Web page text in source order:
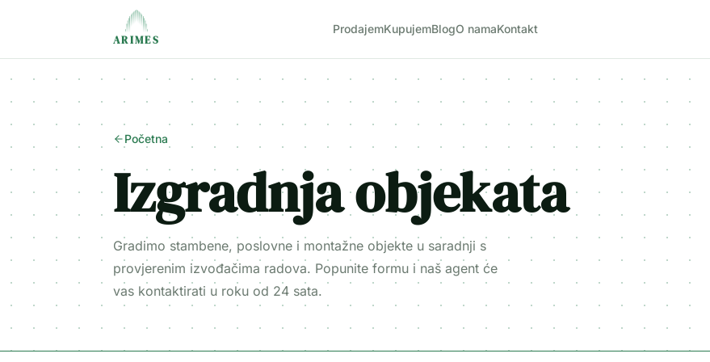
ARIMES
ProdajemKupujemBlogO namaKontakt
Početna
Izgradnja objekata
Gradimo stambene, poslovne i montažne objekte u saradnji s
provjerenim izvođačima radova. Popunite formu i naš agent će
vas kontaktirati u roku od 24 sata.